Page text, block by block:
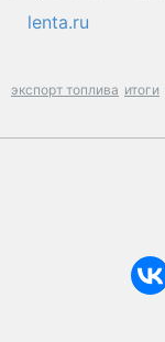
lenta.ru
экспорт топлива итоги